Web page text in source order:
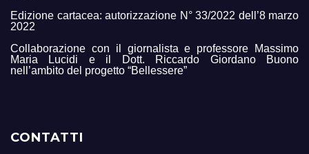
Edizione cartacea: autorizzazione N° 33/2022 dell’8 marzo
2022
Collaborazione con il giornalista e professore Massimo
Maria Lucidi e il Dott. Riccardo Giordano Buono
nell’ambito del progetto “Bellessere”
CONTATTI